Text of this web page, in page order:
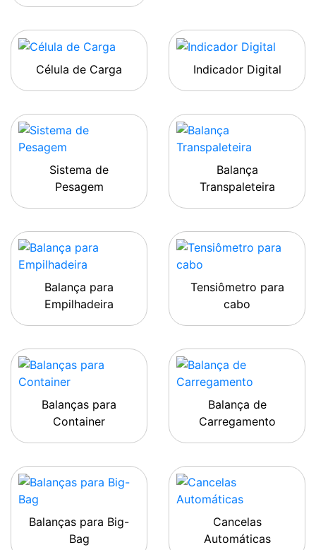
Célula de Carga Indicador Digital
Sistema de
Pesagem
Balança
Transpaleteira
Balança para
Empilhadeira
Tensiômetro para
cabo
Balanças para
Container
Balança de
Carregamento
Balanças para Big-
Bag
Cancelas
Automáticas